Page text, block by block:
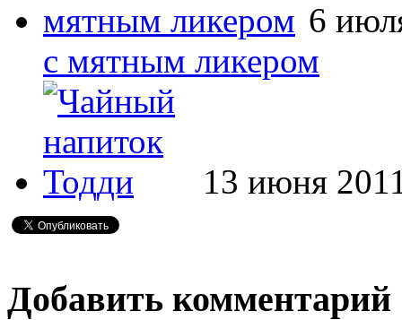
6
с мятным ликером
13 июня
Добавить комментарий